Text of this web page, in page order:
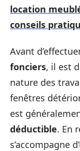
location
conseils
Avant
fonciers, il est
nature des
fenêtres
est
déductible. En
s’accompagne